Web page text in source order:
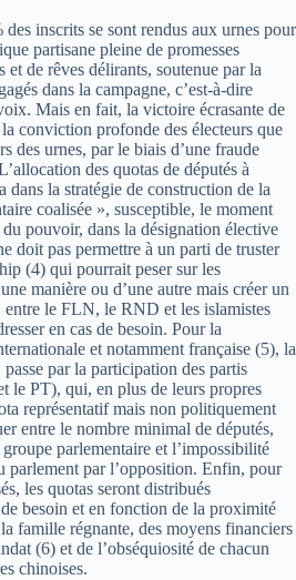
inscrits se sont rendus aux urnes pour
partisane pleine de promesses
et de rêves délirants, soutenue par la
dans la campagne, c’est-à-dire
Mais en fait, la victoire écrasante de
conviction profonde des électeurs que
des urnes, par le biais d’une fraude
des quotas de députés à
dans la stratégie de construction de la
coalisée », susceptible, le moment
pouvoir, dans la désignation élective
doit pas permettre à un parti de truster
(4) qui pourrait peser sur les
manière ou d’une autre mais créer un
le FLN, le RND et les islamistes
en cas de besoin. Pour la
et notamment française (5), la
par la participation des partis
le PT), qui, en plus de leurs propres
représentatif mais non politiquement
entre le nombre minimal de députés,
parlementaire et l’impossibilité
parlement par l’opposition. Enfin, pour
les quotas seront distribués
besoin et en fonction de la proximité
famille régnante, des moyens financiers
(6) et de l’obséquiosité de chacun
chinoises.